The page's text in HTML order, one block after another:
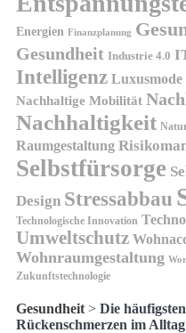
Energien Finanzplanung
Gesundheit Industrie 4.0
Intelligenz Luxusmode
Nachhaltige Mobilität
Nachhaltigkeit
Raumgestaltung
Selbstfürsorge
Design Stressabbau
Technologische Innovation
Umweltschutz
Wohnraumgestaltung
Zukunftstechnologie
Gesundheit > Die
Rückenschmerzen im Alltag